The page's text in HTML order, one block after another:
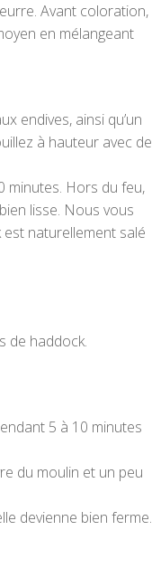
Avant coloration,
en mélangeant
endives, ainsi qu’un
à hauteur avec de
minutes. Hors du feu,
lisse. Nous vous
naturellement salé
de haddock.
5 à 10 minutes
du moulin et un peu
devienne bien ferme.